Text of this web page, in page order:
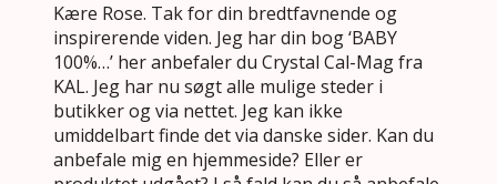
Kære Rose. Tak for din bredtfavnende og
inspirerende viden. Jeg har din bog ‘BABY
100%…’ her anbefaler du Crystal Cal-Mag fra
KAL. Jeg har nu søgt alle mulige steder i
butikker og via nettet. Jeg kan ikke
umiddelbart finde det via danske sider. Kan du
anbefale mig en hjemmeside? Eller er